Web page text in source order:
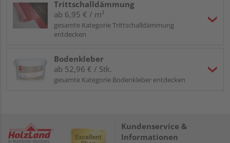
Trittschalldämmung
ab 6,95 € / m²
gesamte Kategorie Trittschalldämmung
entdecken
Bodenkleber
ab 52,96 € / Stk.
gesamte Kategorie Bodenkleber entdecken
Kundenservice &
Informationen